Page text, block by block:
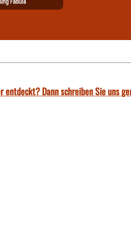
entdeckt? Dann schreiben Sie uns